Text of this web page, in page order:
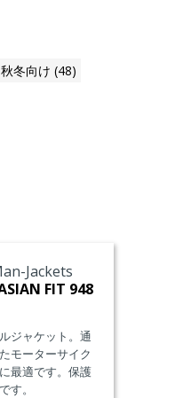
秋冬向け (48)
FIT 948
ジャケット。通
モーターサイク
最適です。保護
す。